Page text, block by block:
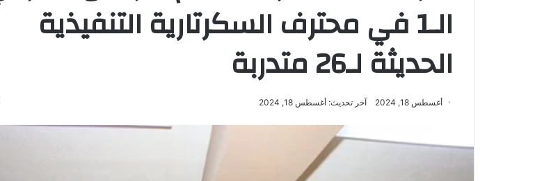
الـ1 في محترف السكرتارية التنفيذية
الحديثة لـ26 متدربة
أغسطس 18, 2024 آخر تحديث: أغسطس 18, 2024